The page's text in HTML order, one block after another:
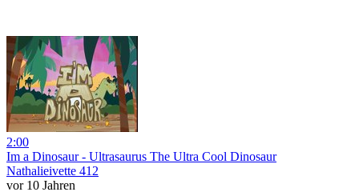
2:00
Im a Dinosaur - Ultrasaurus The Ultra Cool Dinosaur
Nathalieivette 412
vor 10 Jahren